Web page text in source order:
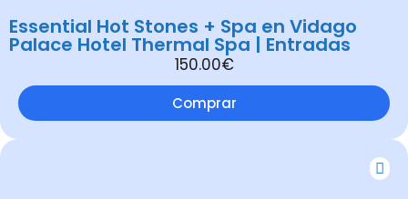
Essential Hot Stones + Spa en Vidago
Palace Hotel Thermal Spa | Entradas
150.00€
Comprar